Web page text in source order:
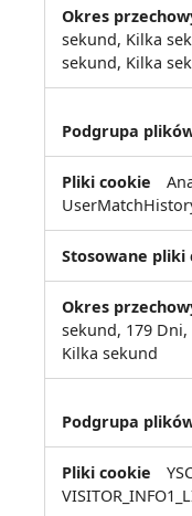
sekund, Kilka
sekund, Kilka
sekund, 179
Kilka sekund